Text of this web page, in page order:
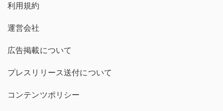
利用規約
運営会社
広告掲載について
プレスリリース送付について
コンテンツポリシー